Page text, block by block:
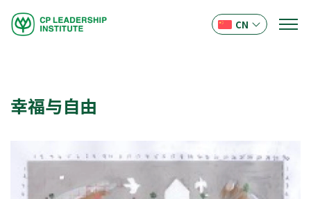
CN
幸福与自由